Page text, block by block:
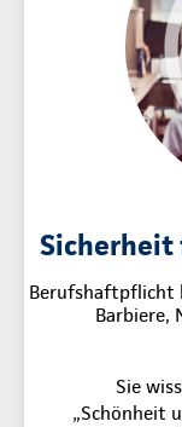
Berufshaftpflicht
Barbiere,
Sie
„Schönheit